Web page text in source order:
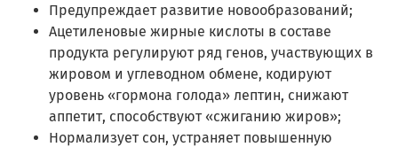
Предупреждает развитие новообразований;
Ацетиленовые жирные кислоты в составе
продукта регулируют ряд генов, участвующих в
жировом и углеводном обмене, кодируют
уровень «гормона голода» лептин, снижают
аппетит, способствуют «сжиганию жиров»;
Нормализует сон, устраняет повышенную